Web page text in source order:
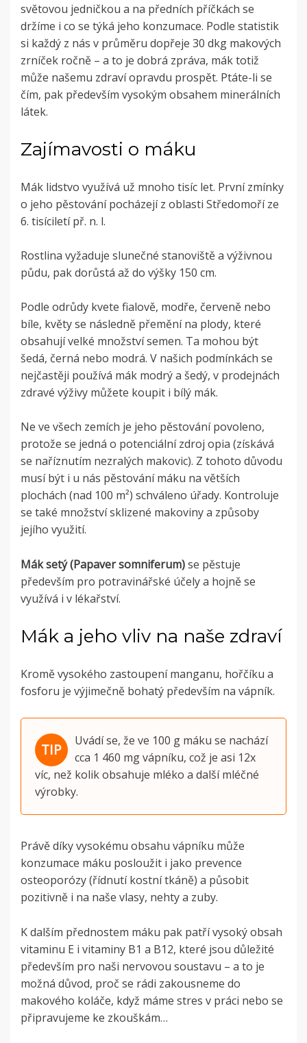
světovou jedničkou a na předních příčkách se
držíme i co se týká jeho konzumace. Podle statistik
si každý z nás v průměru dopřeje 30 dkg makových
zrníček ročně – a to je dobrá zpráva, mák totiž
může našemu zdraví opravdu prospět. Ptáte-li se
čím, pak především vysokým obsahem minerálních
látek.
Zajímavosti o máku
Mák lidstvo využívá už mnoho tisíc let. První zmínky
o jeho pěstování pocházejí z oblasti Středomoří ze
6. tisíciletí př. n. l.
Rostlina vyžaduje slunečné stanoviště a výživnou
půdu, pak dorůstá až do výšky 150 cm.
Podle odrůdy kvete fialově, modře, červeně nebo
bíle, květy se následně přemění na plody, které
obsahují velké množství semen. Ta mohou být
šedá, černá nebo modrá. V našich podmínkách se
nejčastěji používá mák modrý a šedý, v prodejnách
zdravé výživy můžete koupit i bílý mák.
Ne ve všech zemích je jeho pěstování povoleno,
protože se jedná o potenciální zdroj opia (získává
se naříznutím nezralých makovic). Z tohoto důvodu
musí být i u nás pěstování máku na větších
plochách (nad 100 m²) schváleno úřady. Kontroluje
se také množství sklizené makoviny a způsoby
jejího využití.
Mák setý (Papaver somniferum)se pěstuje
především pro potravinářské účely a hojně se
využívá i v lékařství.
Mák a jeho vliv na naše zdraví
Kromě vysokého zastoupení manganu, hořčíku a
fosforu je výjimečně bohatý především na vápník.
Uvádí se, že ve 100 g máku se nachází
cca 1 460 mg vápníku, což je asi 12x
víc, než kolik obsahuje mléko a další mléčné
výrobky.
Právě díky vysokému obsahu vápníku může
konzumace máku posloužit i jako prevence
osteoporózy (řídnutí kostní tkáně) a působit
pozitivně i na naše vlasy, nehty a zuby.
K dalším přednostem máku pak patří vysoký obsah
vitaminu E i vitaminy B1 a B12, které jsou důležité
především pro naši nervovou soustavu – a to je
možná důvod, proč se rádi zakousneme do
makového koláče, když máme stres v práci nebo se
připravujeme ke zkouškám…